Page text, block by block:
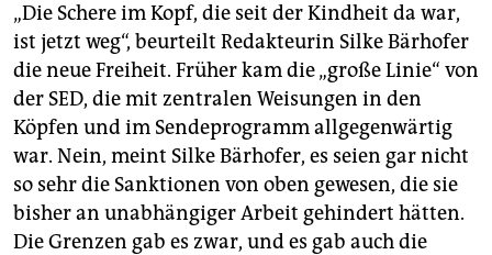
„Die Schere im Kopf, die seit der Kindheit da war,
ist jetzt weg“, beurteilt Redakteurin Silke Bärhofer
die neue Freiheit. Früher kam die „große Linie“ von
der SED, die mit zentralen Weisungen in den
Köpfen und im Sendeprogramm allgegenwärtig
war. Nein, meint Silke Bärhofer, es seien gar nicht
so sehr die Sanktionen von oben gewesen, die sie
bisher an unabhängiger Arbeit gehindert hätten.
Die Grenzen gab es zwar, und es gab auch die